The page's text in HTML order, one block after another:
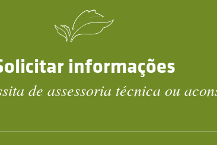
informações
de assessoria técnica ou